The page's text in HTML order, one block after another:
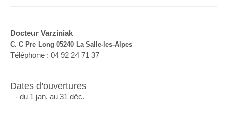
Docteur Varziniak
C. C Pre Long 05240 La Salle-les-Alpes
Téléphone : 04 92 24 71 37
Dates d'ouvertures
- du 1 jan. au 31 déc.